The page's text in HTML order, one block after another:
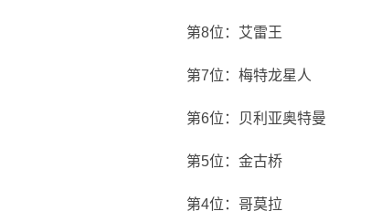
第8位：艾雷王
第7位：梅特龙星人
第6位：贝利亚奥特曼
第5位：金古桥
第4位：哥莫拉